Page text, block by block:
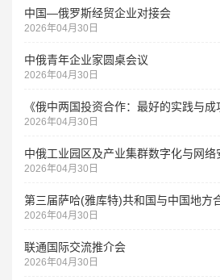
中国—俄罗斯经贸企业对接会
2026年04月30日
中俄青年企业家圆桌会议
2026年04月30日
《俄中两国投资合作：最好的实践与成
2026年04月30日
中俄工业园区及产业集群数字化与网络
2026年04月30日
第三届萨哈(雅库特)共和国与中国地方
2026年04月30日
联通国际交流推介会
2026年04月30日